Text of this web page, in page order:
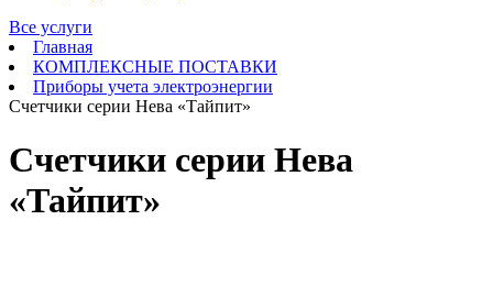
Все услуги
Главная
КОМПЛЕКСНЫЕ ПОСТАВКИ
Приборы учета электроэнергии
Счетчики серии Нева «Тайпит»
Счетчики серии Нева
«Тайпит»